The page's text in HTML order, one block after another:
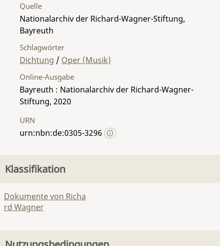
Quelle
Nationalarchiv der Richard-Wagner-Stiftung,
Bayreuth
Schlagwörter
Dichtung / Oper (Musik)
Online-Ausgabe
Bayreuth : Nationalarchiv der Richard-Wagner-
Stiftung, 2020
URN
urn:nbn:de:0305-3296
Klassifikation
Dokumente von Richa
rd Wagner